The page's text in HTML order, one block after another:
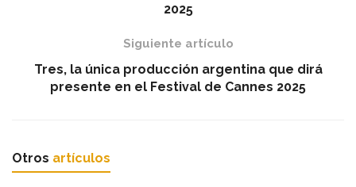
2025
Siguiente artículo
Tres, la única producción argentina que dirá
presente en el Festival de Cannes 2025
Otros artículos